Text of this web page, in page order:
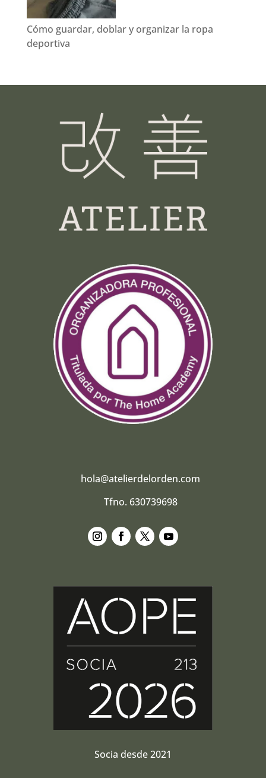
Cómo guardar, doblar y organizar la ropa
deportiva
hola@atelierdelorden.com
Tfno. 630739698
Socia desde 2021